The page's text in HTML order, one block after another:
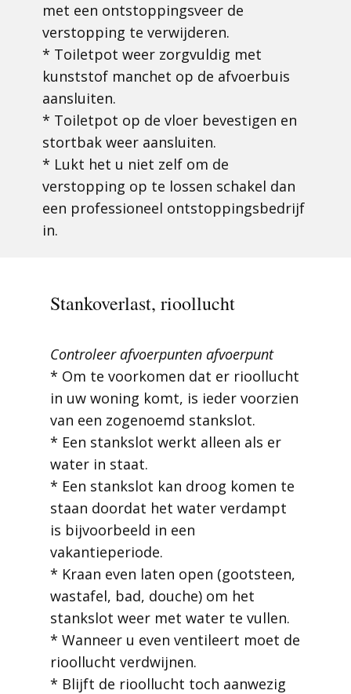
met een ontstoppingsveer de
verstopping te verwijderen.
* Toiletpot weer zorgvuldig met
kunststof manchet op de afvoerbuis
aansluiten.
* Toiletpot op de vloer bevestigen en
stortbak weer aansluiten.
* Lukt het u niet zelf om de
verstopping op te lossen schakel dan
een professioneel ontstoppingsbedrijf
in.
Stankoverlast, rioollucht
Controleer afvoerpunten afvoerpunt
* Om te voorkomen dat er rioollucht
in uw woning komt, is ieder voorzien
van een zogenoemd stankslot.
* Een stankslot werkt alleen als er
water in staat.
* Een stankslot kan droog komen te
staan doordat het water verdampt
is bijvoorbeeld in een
vakantieperiode.
* Kraan even laten open (gootsteen,
wastafel, bad, douche) om het
stankslot weer met water te vullen.
* Wanneer u even ventileert moet de
rioollucht verdwijnen.
* Blijft de rioollucht toch aanwezig